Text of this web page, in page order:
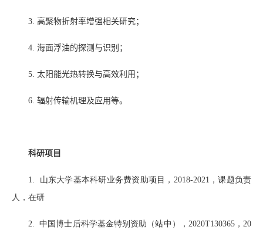
3. 高聚物折射率增强相关研究；
4. 海面浮油的探测与识别；
5. 太阳能光热转换与高效利用；
6. 辐射传输机理及应用等。
科研项目
1. 山东大学基本科研业务费资助项目， 2018-2021 ，课题负责
人，在研
2.中国博士后科学基金特别资助（站中）， 2020T130365， 20